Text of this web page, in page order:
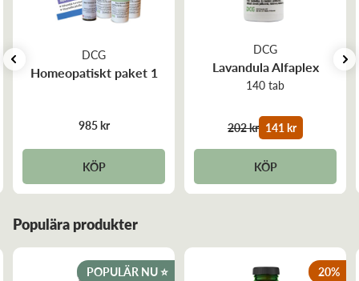
DCG
Homeopatiskt paket 1
985 kr
KÖP
DCG
Lavandula Alfaplex
140 tab
202 kr 141 kr
KÖP
Populära produkter
POPULÄR NU ⭐️ 20%